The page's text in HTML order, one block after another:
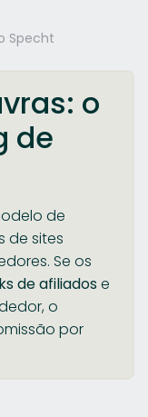
Specht
o
de
de
de sites
Se os
de afiliadose
o
por